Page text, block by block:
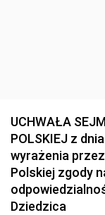
UCHWAŁA
POLSKIEJ z
wyrażenia
Polskiej zgody
Dziedzica